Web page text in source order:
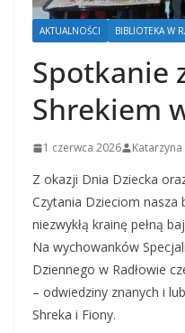
AKTUALNOŚCI BIBLIOTEKA W
Spotkanie
Shrekiem
1 czerwca 2026
Z okazji Dnia Dziecka
Czytania Dzieciom nasza
niezwykłą krainę pełną
Na wychowanków
Dziennego w Radłowie
– odwiedziny znanych i
Shreka i Fiony.